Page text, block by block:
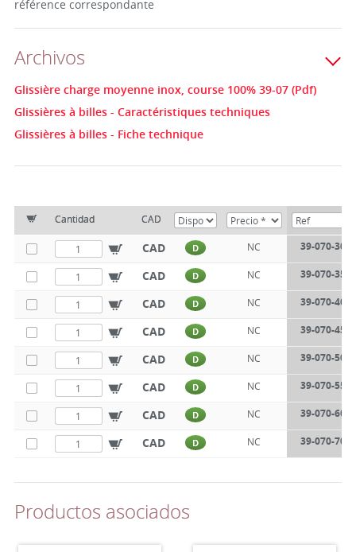
référence correspondante
Archivos
Glissière charge moyenne inox, course 100% 39-07 (Pdf)
Glissières à billes - Caractéristiques techniques
Glissières à billes - Fiche technique
Cantidad CAD
CAD D NC 39-070-300
CAD D NC 39-070-350
CAD D NC 39-070-400
CAD D NC 39-070-450
CAD D NC 39-070-500
CAD D NC 39-070-550
CAD D NC 39-070-600
CAD D NC 39-070-700
Productos asociados